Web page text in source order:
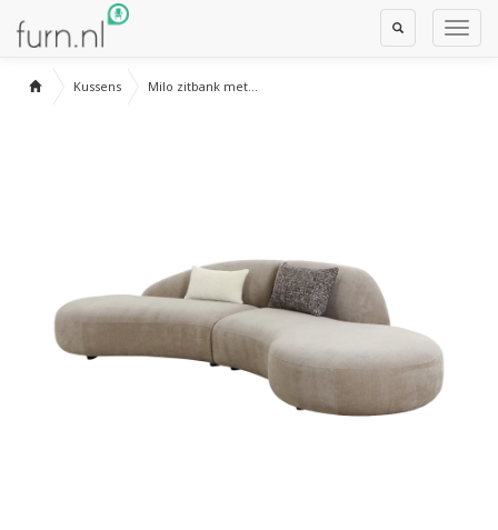
Toggle
Search
Kussens Milo zitbank met...